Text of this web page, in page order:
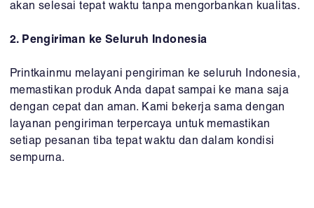
akan selesai tepat waktu tanpa mengorbankan kualitas.
2. Pengiriman ke Seluruh Indonesia
Printkainmu melayani pengiriman ke seluruh Indonesia,
memastikan produk Anda dapat sampai ke mana saja
dengan cepat dan aman. Kami bekerja sama dengan
layanan pengiriman terpercaya untuk memastikan
setiap pesanan tiba tepat waktu dan dalam kondisi
sempurna.